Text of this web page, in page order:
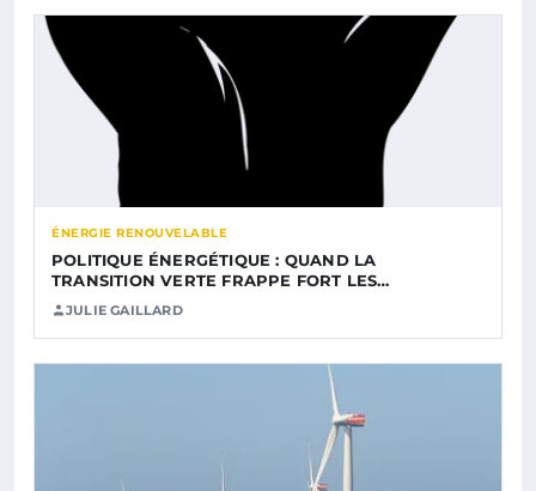
ÉNERGIE RENOUVELABLE
POLITIQUE ÉNERGÉTIQUE : QUAND LA
TRANSITION VERTE FRAPPE FORT LES…
JULIE GAILLARD